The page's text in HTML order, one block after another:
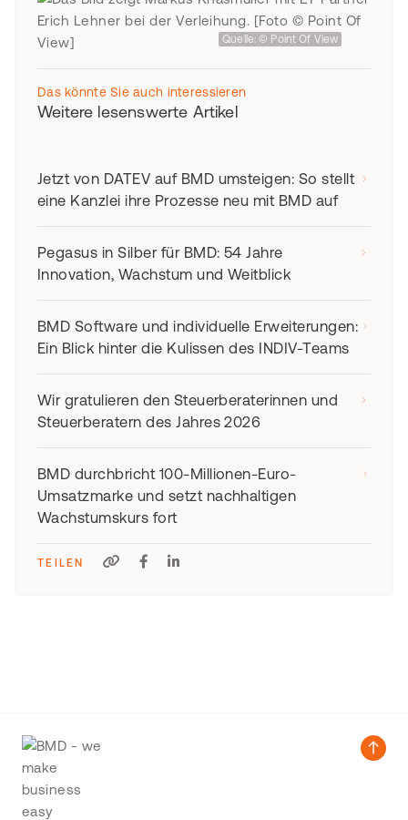
Quelle: © Point Of View
Das könnte Sie auch interessieren
Weitere lesenswerte Artikel
Jetzt von DATEV auf BMD umsteigen: So stellt
eine Kanzlei ihre Prozesse neu mit BMD auf
Pegasus in Silber für BMD: 54 Jahre
Innovation, Wachstum und Weitblick
BMD Software und individuelle Erweiterungen:
Ein Blick hinter die Kulissen des INDIV-Teams
Wir gratulieren den Steuerberaterinnen und
Steuerberatern des Jahres 2026
BMD durchbricht 100-Millionen-Euro-
Umsatzmarke und setzt nachhaltigen
Wachstumskurs fort
TEILEN